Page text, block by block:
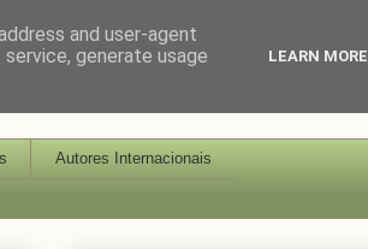
Autores Internacionais
and user-agent
generate usage
LEARN MORE